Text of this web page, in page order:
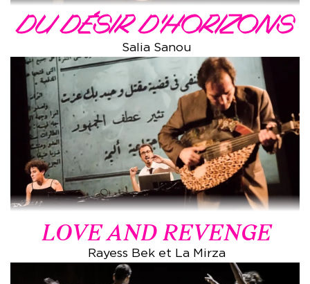
DU DÉSIR D'HORIZONS
Salia Sanou
LOVE AND REVENGE
Rayess Bek et La Mirza